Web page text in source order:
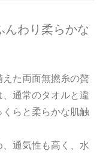
んわり柔らかな
た両面無撚糸の贅
通常のタオルと違
らと柔らかな肌触
通気性も高く、水